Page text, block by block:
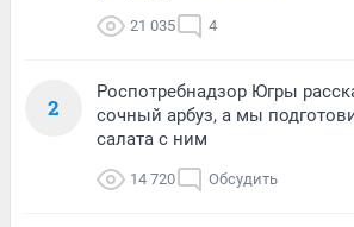
21 035 4
2
Роспотребнадзор Югры
сочный арбуз, а мы
салата с ним
14 720 Обсудить